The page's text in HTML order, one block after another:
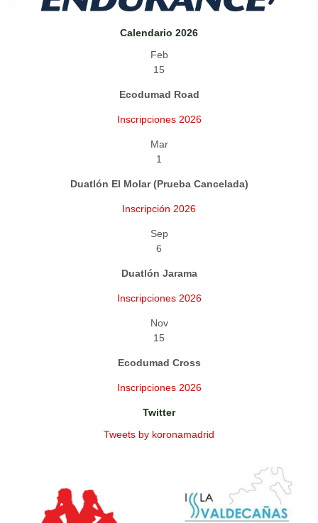
Calendario 2026
Feb
15
Ecodumad Road
Inscripciones 2026
Mar
1
Duatlón El Molar (Prueba Cancelada)
Inscripción 2026
Sep
6
Duatlón Jarama
Inscripciones 2026
Nov
15
Ecodumad Cross
Inscripciones 2026
Twitter
Tweets by koronamadrid